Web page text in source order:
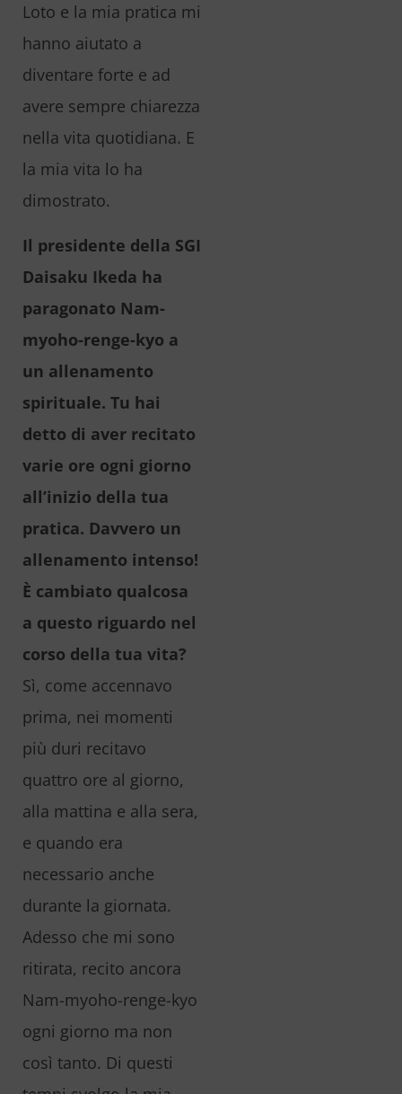
Loto e la mia pratica mi
hanno aiutato a
diventare forte e ad
avere sempre chiarezza
nella vita quotidiana. E
la mia vita lo ha
dimostrato.
Il presidente della SGI
Daisaku Ikeda ha
paragonato Nam-
myoho-renge-kyo a
un allenamento
spirituale. Tu hai
detto di aver recitato
varie ore ogni giorno
all’inizio della tua
pratica. Davvero un
allenamento intenso!
È cambiato qualcosa
a questo riguardo nel
corso della tua vita?
Sì, come accennavo
prima, nei momenti
più duri recitavo
quattro ore al giorno,
alla mattina e alla sera,
e quando era
necessario anche
durante la giornata.
Adesso che mi sono
ritirata, recito ancora
Nam-myoho-renge-kyo
ogni giorno ma non
così tanto. Di questi